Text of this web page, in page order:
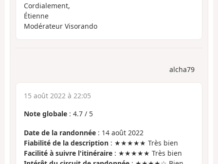
Cordialement,
Étienne
Modérateur Visorando
alcha79
15 août 2022 à 22:05
Note globale : 4.7 / 5
Date de la randonnée : 14 août 2022
Fiabilité de la description : ★★★★★ Très bien
Facilité à suivre l'itinéraire : ★★★★★ Très bien